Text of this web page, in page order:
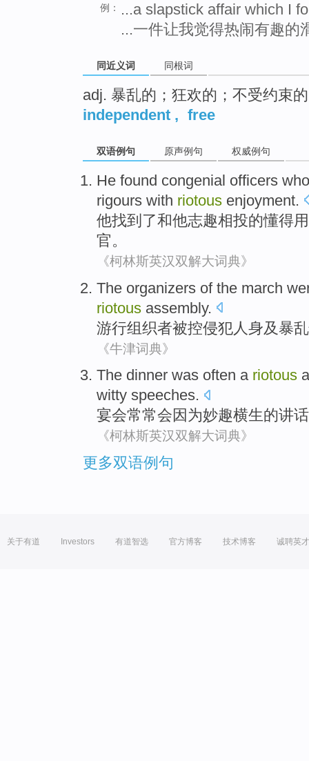
例：
...a slapstick affair which I
...一件让我觉得热闹有趣的
同近义词 同根词
adj. 暴乱的；狂欢的；不受约束
independent , free
双语例句 原声例句 权威例句
He found congenial officers
rigours with riotous enjoyment.
他找到了和他志趣相投的懂得用
官。
《柯林斯英汉双解大词典》
The organizers of the march
riotous assembly.
游行组织者被控侵犯人身及 暴
《牛津词典》
The dinner was often a riotous
witty speeches.
宴会常常会因为妙趣横生的讲话
《柯林斯英汉双解大词典》
更多双语例句
关于有道 Investors 有道智选 官方博客 技术博客 诚聘英才